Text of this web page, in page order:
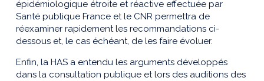
épidémiologique étroite et réactive effectuée par
Santé publique France et le CNR permettra de
réexaminer rapidement les recommandations ci-
dessous et, le cas échéant, de les faire évoluer.
Enfin, la HAS a entendu les arguments développés
dans la consultation publique et lors des auditions des